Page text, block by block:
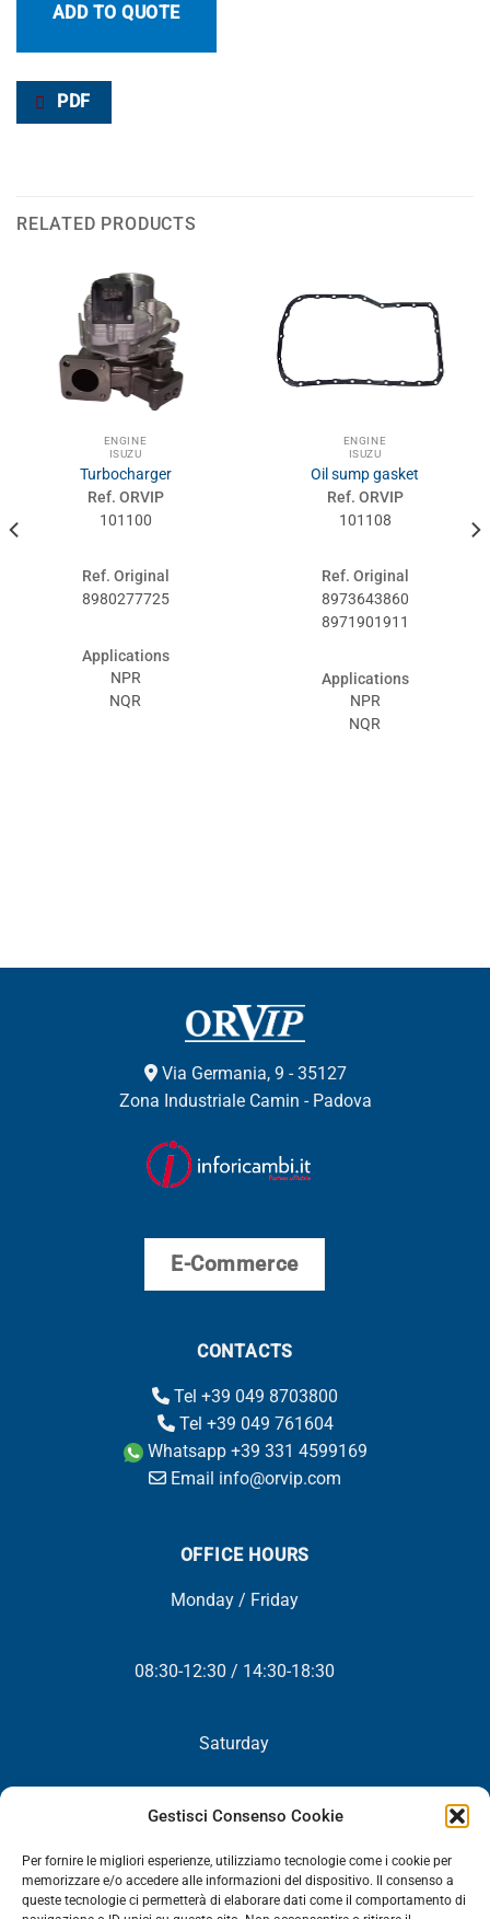
Gestisci Consenso Cookie
Per fornire le migliori esperienze, utilizziamo tecnologie come i cookie per
memorizzare e/o accedere alle informazioni del dispositivo. Il consenso a
queste tecnologie ci permetterà di elaborare dati come il comportamento di
ADD TO QUOTE
PDF
RELATED PRODUCTS
ENGINE
ISUZU
Turbocharger
Ref. ORVIP
101100
Ref. Original
8980277725
Applications
NPR
NQR
ENGINE
ISUZU
Oil sump gasket
Ref. ORVIP
101108
Ref. Original
8973643860
8971901911
Applications
NPR
NQR
Via Germania, 9 - 35127
Zona Industriale Camin - Padova
E-Commerce
CONTACTS
Tel +39 049 8703800
Tel +39 049 761604
Whatsapp +39 331 4599169
Email info@orvip.com
OFFICE HOURS
Monday / Friday
08:30-12:30 / 14:30-18:30
Saturday
Closed
NEWSLETTER